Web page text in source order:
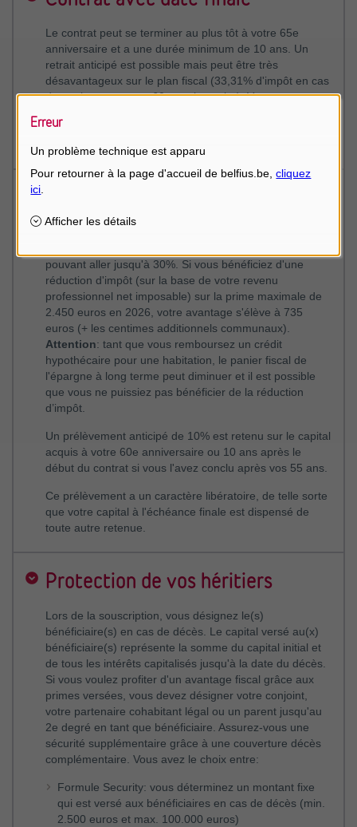
Le contrat peut se terminer au plus tôt à votre 65e
anniversaire et a une durée minimum de 10 ans. Un
retrait anticipé est possible mais peut être très
désavantageux sur le plan fiscal (33,31% d'impôt en cas
de sortie avant votre 60e anniversaire). Vous pouvez
bénéficier d'une réduction d'impôt pendant votre retraite,
à condition que vous payiez encore des impôts.
pouvant aller jusqu'à 30%. Si vous bénéficiez d'une
réduction d'impôt (sur la base de votre revenu
professionnel net imposable) sur la prime maximale de
2.450 euros en 2026, votre avantage s'élève à 735
euros (+ les centimes additionnels communaux).
Attention: tant que vous remboursez un crédit
hypothécaire pour une habitation, le panier fiscal de
l'épargne à long terme peut diminuer et il est possible
que vous ne puissiez pas bénéficier de la réduction
d’impôt.
Un prélèvement anticipé de 10% est retenu sur le capital
acquis à votre 60e anniversaire ou 10 ans après le
début du contrat si vous l'avez conclu après vos 55 ans.
Ce prélèvement a un caractère libératoire, de telle sorte
que votre capital à l'échéance finale est dispensé de
toute autre retenue.
Protection de vos héritiers
Lors de la souscription, vous désignez le(s)
bénéficiaire(s) en cas de décès. Le capital versé au(x)
bénéficiaire(s) représente la somme du capital initial et
de tous les intérêts capitalisés jusqu'à la date du décès.
Si vous voulez profiter d'un avantage fiscal grâce aux
primes versées, vous devez désigner votre conjoint,
votre partenaire cohabitant légal ou un parent jusqu'au
2e degré en tant que bénéficiaire. Assurez-vous une
sécurité supplémentaire grâce à une couverture décès
complémentaire. Vous avez le choix entre:
Formule Security: vous déterminez un montant fixe
qui est versé aux bénéficiaires en cas de décès (min.
2.500 euros et max. 100.000 euros)
Erreur
Un problème technique est apparu